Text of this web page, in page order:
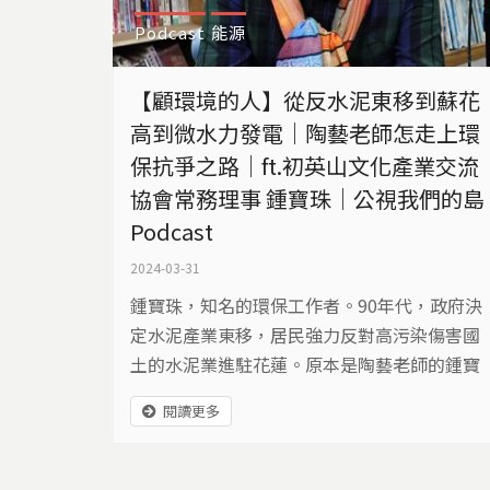
Podcast 能源
【顧環境的人】從反水泥東移到蘇花
高到微水力發電｜陶藝老師怎走上環
保抗爭之路｜ft.初英山文化產業交流
協會常務理事 鍾寶珠｜公視我們的島
Podcast
2024-03-31
鍾寶珠，知名的環保工作者。90年代，政府決
定水泥產業東移，居民強力反對高污染傷害國
土的水泥業進駐花蓮。原本是陶藝老師的鍾寶
珠，當時的夢想是到學校當老師，1993年7月
的那一天，鍾寶珠為是否要申領代課教師甄試
閱讀更多